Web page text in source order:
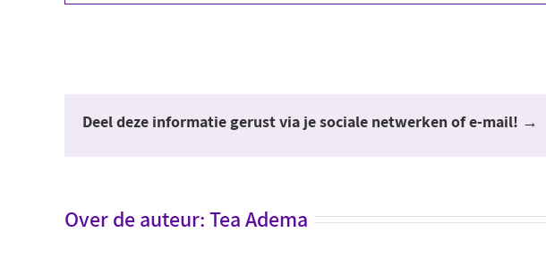
Deel deze informatie gerust via je sociale netwerken of e-mail! →
Over de auteur:Tea Adema